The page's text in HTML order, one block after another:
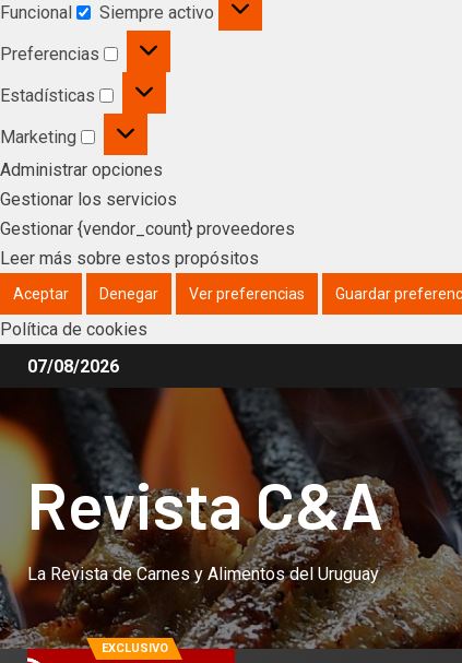
Funcional
Siempre activo
Preferencias
Estadísticas
Marketing
Administrar opciones
Gestionar los servicios
Gestionar {vendor_count} proveedores
Leer más sobre estos propósitos
Aceptar Denegar Ver preferencias Guardar
Política de cookies
07/08/2026
Revista C&A
La Revista de Carnes y Alimentos del Uruguay
EXCLUSIVO